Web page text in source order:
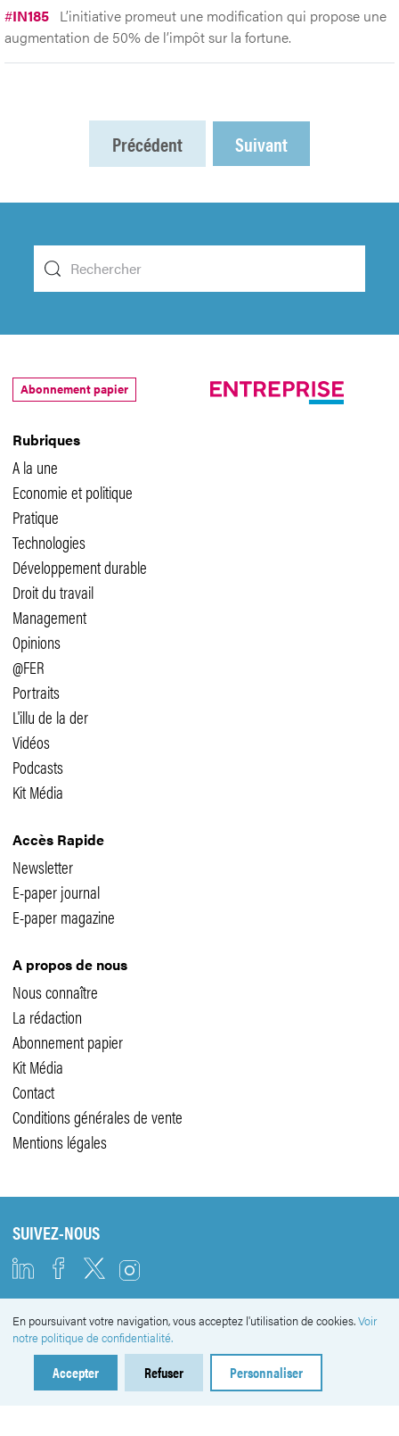
#IN185 L’initiative promeut une modification qui propose une
augmentation de 50% de l’impôt sur la fortune.
Précédent Suivant
Rubriques
A la une
Economie et politique
Pratique
Technologies
Développement durable
Droit du travail
Management
Opinions
@FER
Portraits
L'illu de la der
Vidéos
Podcasts
Kit Média
Accès Rapide
Newsletter
E-paper journal
E-paper magazine
A propos de nous
Nous connaître
La rédaction
Abonnement papier
Kit Média
Contact
Conditions générales de vente
Mentions légales
Abonnement papier
SUIVEZ-NOUS
NEWSLETTER
En poursuivant votre navigation, vous acceptez l'utilisation de cookies.Voir
notre politique de confidentialité.
Accepter Refuser Personnaliser